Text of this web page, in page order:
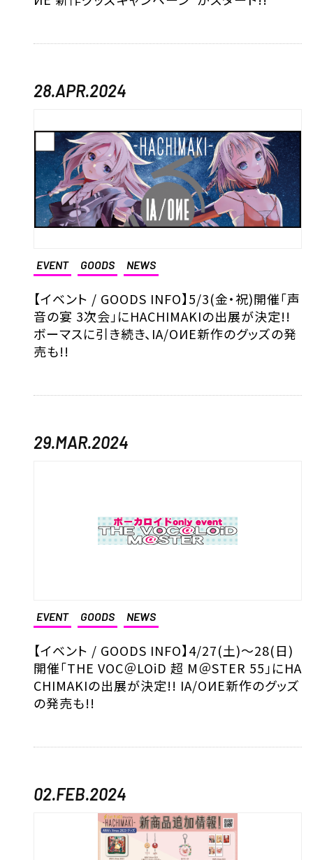
28.APR.2024
EVENT GOODS NEWS
【イベント / GOODS INFO】5/3(金・祝)開催「声
音の宴 3次会」にHACHIMAKIの出展が決定!!
ボーマスに引き続き、IA/OИE新作のグッズの発
売も!!
29.MAR.2024
EVENT GOODS NEWS
【イベント / GOODS INFO】4/27(土)～28(日)
開催「THE VOC＠LOiD 超 M＠STER 55」にHA
CHIMAKIの出展が決定!! IA/OИE新作のグッズ
の発売も!!
02.FEB.2024